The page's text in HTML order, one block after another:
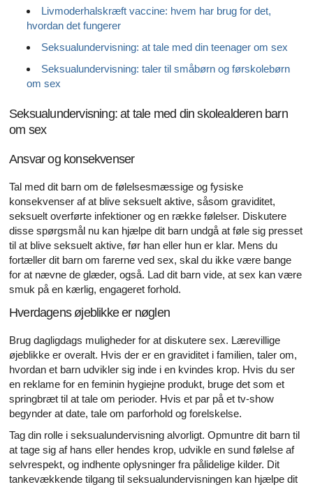
Livmoderhalskræft vaccine: hvem har brug for det,
hvordan det fungerer
Seksualundervisning: at tale med din teenager om sex
Seksualundervisning: taler til småbørn og førskolebørn
om sex
Seksualundervisning: at tale med din skolealderen barn
om sex
Ansvar og konsekvenser
Tal med dit barn om de følelsesmæssige og fysiske
konsekvenser af at blive seksuelt aktive, såsom graviditet,
seksuelt overførte infektioner og en række følelser. Diskutere
disse spørgsmål nu kan hjælpe dit barn undgå at føle sig presset
til at blive seksuelt aktive, før han eller hun er klar. Mens du
fortæller dit barn om farerne ved sex, skal du ikke være bange
for at nævne de glæder, også. Lad dit barn vide, at sex kan være
smuk på en kærlig, engageret forhold.
Hverdagens øjeblikke er nøglen
Brug dagligdags muligheder for at diskutere sex. Lærevillige
øjeblikke er overalt. Hvis der er en graviditet i familien, taler om,
hvordan et barn udvikler sig inde i en kvindes krop. Hvis du ser
en reklame for en feminin hygiejne produkt, bruge det som et
springbræt til at tale om perioder. Hvis et par på et tv-show
begynder at date, tale om parforhold og forelskelse.
Tag din rolle i seksualundervisning alvorligt. Opmuntre dit barn til
at tage sig af hans eller hendes krop, udvikle en sund følelse af
selvrespekt, og indhente oplysninger fra pålidelige kilder. Dit
tankevækkende tilgang til seksualundervisningen kan hjælpe dit